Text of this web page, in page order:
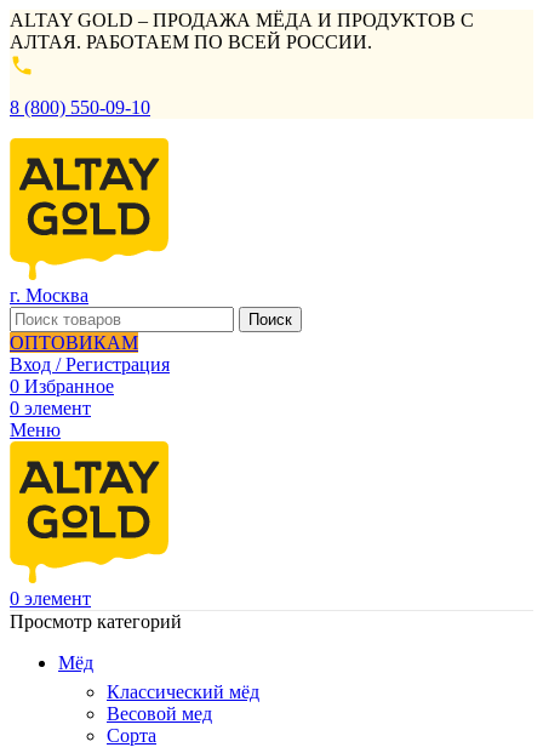
ALTAY GOLD – ПРОДАЖА МЁДА И ПРОДУКТОВ С
АЛТАЯ. РАБОТАЕМ ПО ВСЕЙ РОССИИ.
8 (800) 550-09-10
г. Москва
Поиск
ОПТОВИКАМ
Вход / Регистрация
0 Избранное
0 элемент
Меню
0 элемент
Просмотр категорий
Мёд
Классический мёд
Весовой мед
Сорта